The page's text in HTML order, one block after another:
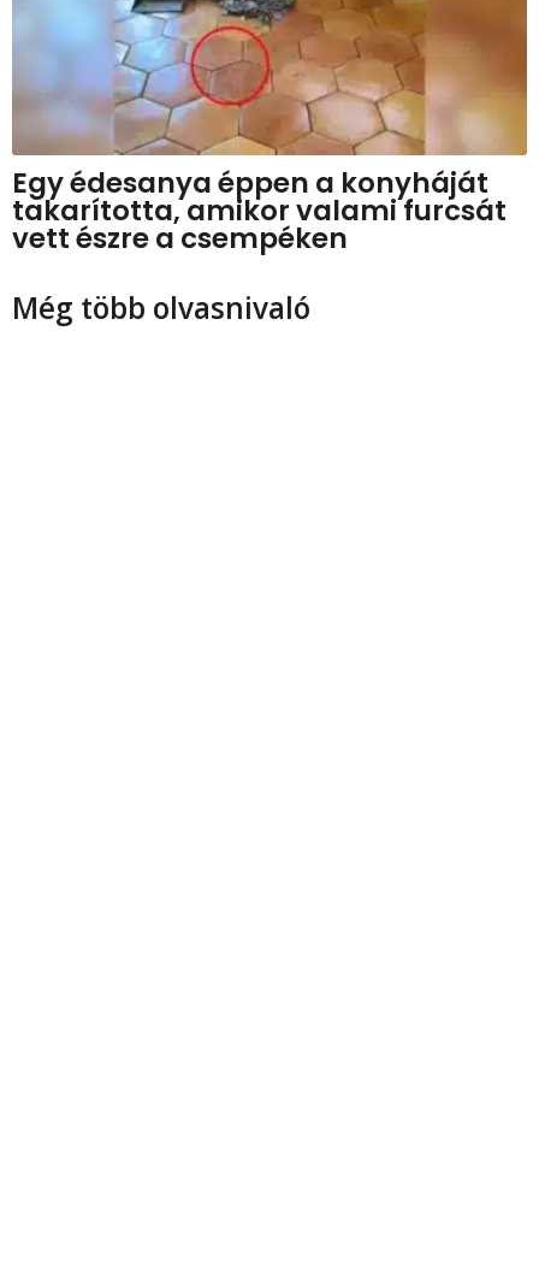
Egy édesanya éppen a konyháját
takarította, amikor valami furcsát
vett észre a csempéken
Még több olvasnivaló